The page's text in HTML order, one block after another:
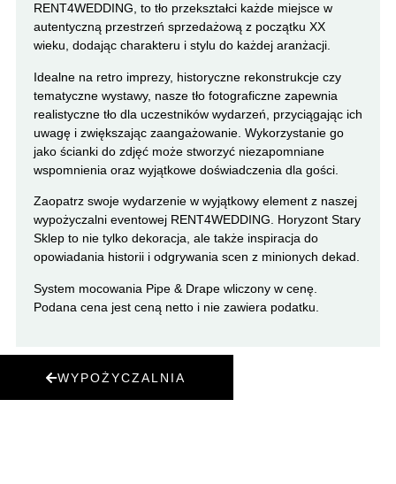
RENT4WEDDING, to tło przekształci każde miejsce w
autentyczną przestrzeń sprzedażową z początku XX
wieku, dodając charakteru i stylu do każdej aranżacji.
Idealne na retro imprezy, historyczne rekonstrukcje czy
tematyczne wystawy, nasze tło fotograficzne zapewnia
realistyczne tło dla uczestników wydarzeń, przyciągając ich
uwagę i zwiększając zaangażowanie. Wykorzystanie go
jako ścianki do zdjęć może stworzyć niezapomniane
wspomnienia oraz wyjątkowe doświadczenia dla gości.
Zaopatrz swoje wydarzenie w wyjątkowy element z naszej
wypożyczalni eventowej RENT4WEDDING. Horyzont Stary
Sklep to nie tylko dekoracja, ale także inspiracja do
opowiadania historii i odgrywania scen z minionych dekad.
System mocowania Pipe & Drape wliczony w cenę.
Podana cena jest ceną netto i nie zawiera podatku.
WYPOŻYCZALNIA